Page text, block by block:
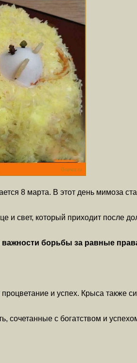
8 марта. В этот день мимоза
и свет, который приходит после
борьбы за равные
и успех. Крыса также
сочетанные с богатством и